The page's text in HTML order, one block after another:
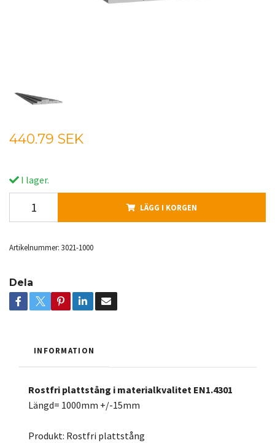
440.79 SEK
I lager.
LÄGG I KORGEN
Artikelnummer: 3021-1000
Dela
INFORMATION
Rostfri plattstång i materialkvalitet EN1.4301
Längd= 1000mm +/-15mm
Produkt: Rostfri plattstång